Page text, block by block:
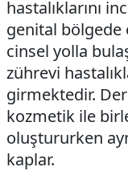
hastalıklarını
genital bölgede
cinsel yolla
zührevi
girmektedir.
kozmetik ile
oluştururken
kaplar.